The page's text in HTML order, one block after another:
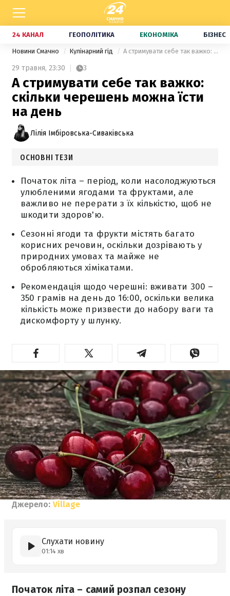
24 КАНАЛ ГЕОПОЛІТИКА ЕКОНОМІКА БІЗНЕС
Новини Смачно Кулінарний гід А стримувати себе так важко: скільки черешень можна їсти на день
29 травня, 23:30 3
А стримувати себе так важко:
скільки черешень можна їсти
на день
Лілія Імбіровська-Сиваківська
ОСНОВНІ ТЕЗИ
Початок літа – період, коли насолоджуються
улюбленими ягодами та фруктами, але
важливо не перерати з їх кількістю, щоб не
шкодити здоров'ю.
Сезонні ягоди та фрукти містять багато
корисних речовин, оскільки дозрівають у
природних умовах та майже не
обробляються хімікатами.
Рекомендація щодо черешні: вживати 300 –
350 грамів на день до 16:00, оскільки велика
кількість може призвести до набору ваги та
дискомфорту у шлунку.
Джерело: Village
Слухати новину
01:14 хв
Початок літа – самий розпал сезону